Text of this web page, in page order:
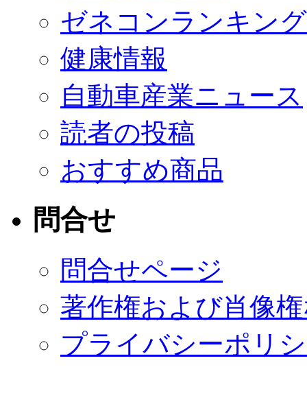
ゼネコンランキング
健康情報
自動車産業ニュース
読者の投稿
おすすめ商品
問合せ
問合せページ
著作権および肖像
プライバシーポリ